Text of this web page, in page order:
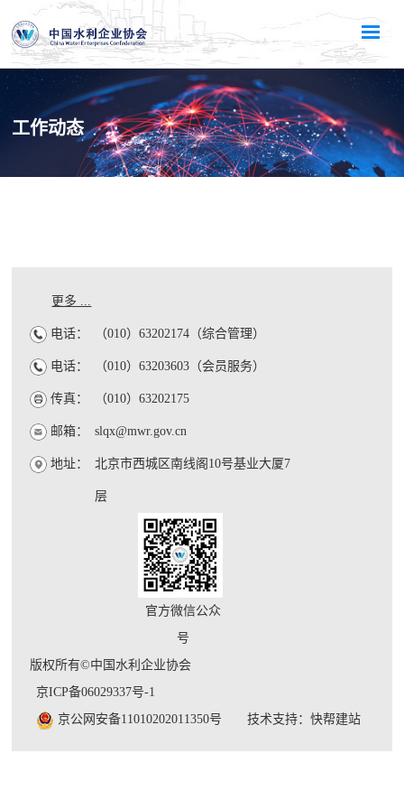
工作动态
更多 ...
电话： （010）63202174（综合管理）
电话： （010）63203603（会员服务）
传真： （010）63202175
邮箱： slqx@mwr.gov.cn
地址： 北京市西城区南线阁10号基业大厦7
层
官方微信公众
号
版权所有©中国水利企业协会
京ICP备06029337号-1
京公网安备11010202011350号
技术支持：快帮建站